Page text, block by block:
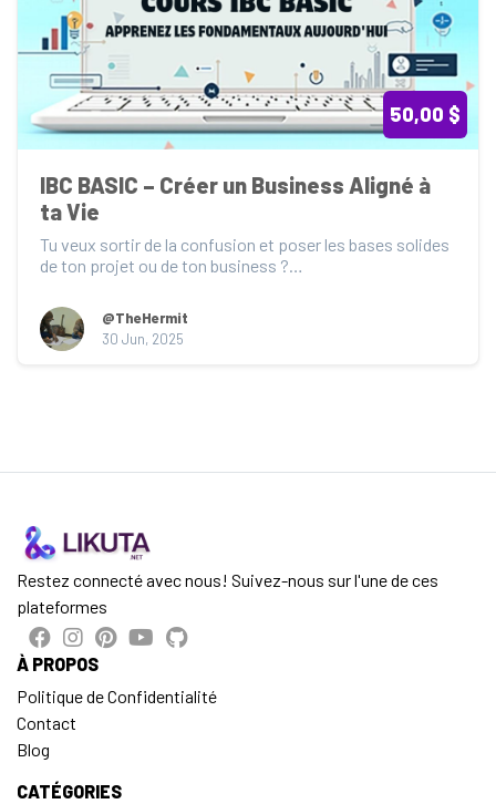
50,00 $
IBC BASIC – Créer un Business Aligné à
ta Vie
Tu veux sortir de la confusion et poser les bases solides
de ton projet ou de ton business ?
@TheHermit
30 Jun, 2025
Restez connecté avec nous! Suivez-nous sur l'une de ces
plateformes
À PROPOS
Politique de Confidentialité
Contact
Blog
CATÉGORIES